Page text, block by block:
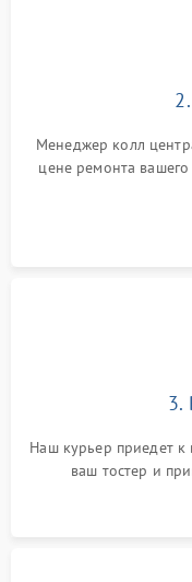
Менеджер колл
цене ремонта вашего
3.
Наш курьер приедет к
ваш тостер и